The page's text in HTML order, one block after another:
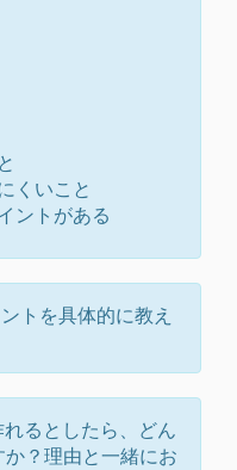
くいこと
ントがある
トを具体的に教え
るとしたら、どん
？理由と一緒にお